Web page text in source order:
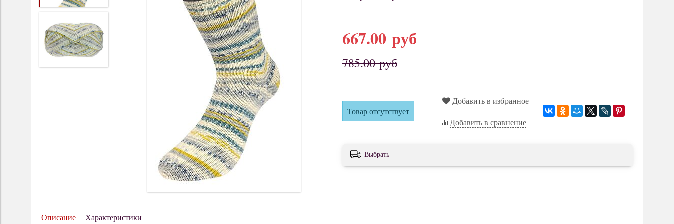
667.00 руб
785.00 руб
Товар отсутствует
Добавить в избранное
Добавить в сравнение
Выбрать
Описание Характеристики